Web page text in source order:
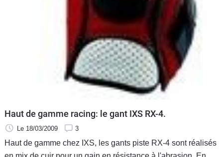
Haut de gamme racing: le gant IXS RX-4.
Le 18/03/2009 3
Haut de gamme chez IXS, les gants piste RX-4 sont réalisés